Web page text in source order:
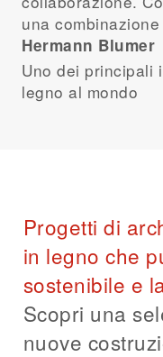
una
Hermann Blumer
Uno dei principali
legno al mondo
Progetti di
in legno che
sostenibile e
Scopri una
nuove